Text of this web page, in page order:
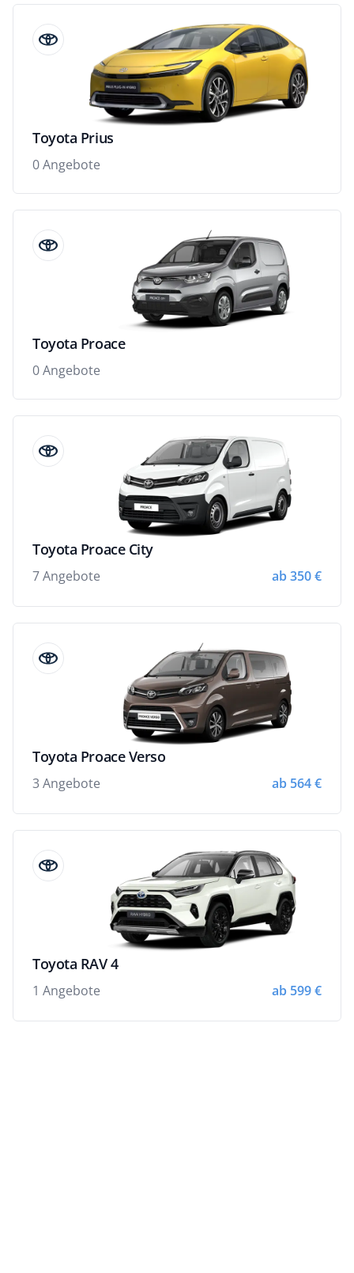
Toyota Prius
0 Angebote
Toyota Proace
0 Angebote
Toyota Proace City
7 Angebote ab 350 €
Toyota Proace Verso
3 Angebote ab 564 €
Toyota RAV 4
1 Angebote ab 599 €